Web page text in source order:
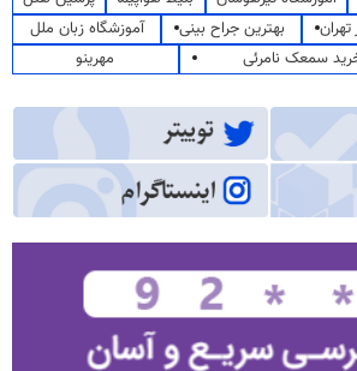
بهترین جراح بینی
آموزشگاه زبان ملل
سمعک نامرئی
مهرینو